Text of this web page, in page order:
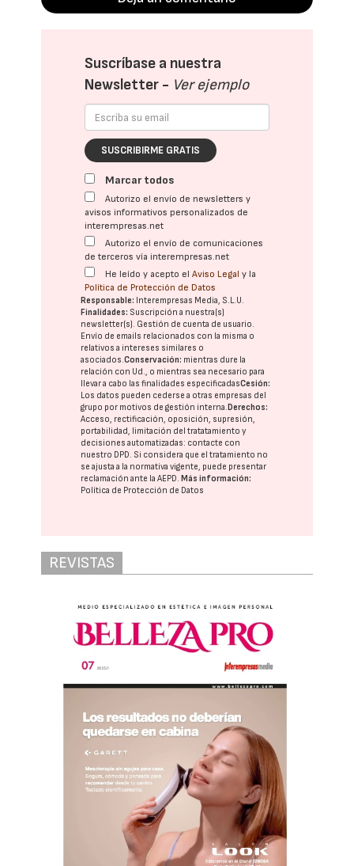
Suscríbase a nuestra
Newsletter - Ver ejemplo
SUSCRIBIRME GRATIS
Marcar todos
Autorizo el envío de newsletters y
avisos informativos personalizados de
interempresas.net
Autorizo el envío de comunicaciones
de terceros vía interempresas.net
He leído y acepto elAviso Legal y la
Política de Protección de Datos
Responsable: Interempresas Media, S.L.U.
Finalidades: Suscripción a nuestra(s)
newsletter(s). Gestión de cuenta de usuario.
Envío de emails relacionados con la misma o
relativos a intereses similares o
asociados.Conservación: mientras dure la
relación con Ud., o mientras sea necesario para
llevar a cabo las finalidades especificadasCesión:
Los datos pueden cederse a otras empresas del
grupo por motivos de gestión interna. Derechos:
Acceso, rectificación, oposición, supresión,
portabilidad, limitación del tratatamiento y
decisiones automatizadas: contacte con
nuestro DPD. Si considera que el tratamiento no
se ajusta a la normativa vigente, puede presentar
reclamación ante laAEPD. Más información:
Política de Protección de Datos
REVISTAS